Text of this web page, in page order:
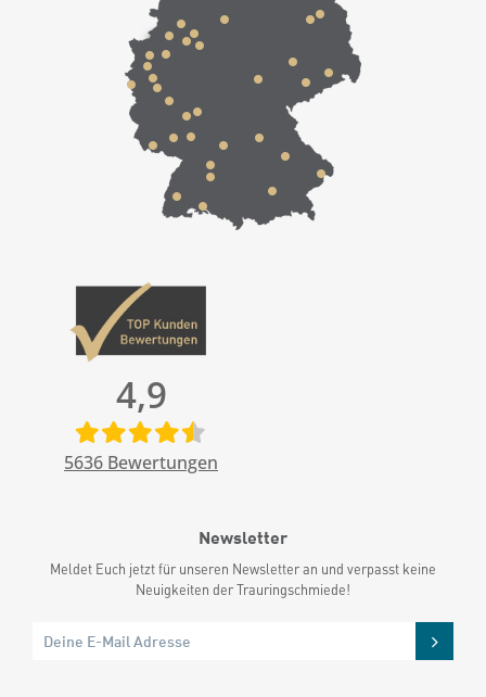
4,9
5636 Bewertungen
Newsletter
Meldet Euch jetzt für unseren Newsletter an und verpasst keine
Neuigkeiten der Trauringschmiede!